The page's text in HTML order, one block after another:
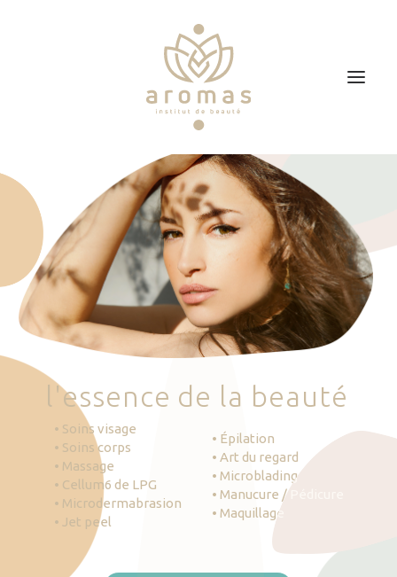
Soins
Je veux faire un bon cadeau
Plan d’accès
Prendre RDV
'essence de la beauté
• Soins visage
• Soins corps
• Massage
• Cellum6 de LPG
• Microdermabrasion
• Jet peel
• Épilation
• Art du regard
• Microblading
• Manucure / Pédicure
• Maquillage